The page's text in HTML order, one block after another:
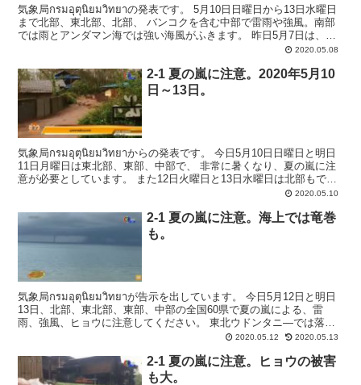
気象局กรมอุตุนิยมวิทยาの発表です。 5月10日日曜日から13日水曜日
まで北部、東北部、北部、 バンコクを含む中部で雷雨や強風。南部
では雨とアンダマン海では強い海風がふきます。 昨日5月7日は、東
2020.05.08
2-1 夏の嵐に注意。2020年5月10
日～13日。
気象局กรมอุตุนิยมวิทยาからの発表です。 今日5月10日日曜日と明日
11日月曜日は東北部、東部、中部で、 非常に暑くなり、夏の嵐に注
意が必要としています。 また12日火曜日と13日水曜日は北部もでも
2020.05.10
2-1 夏の嵐に注意。海上では竜巻
も。
気象局กรมอุตุนิยมวิทยาが告示を出しています。 今日5月12日と明日
13日、北部、東北部、東部、中部の全国60県で夏の嵐による、雷
雨、強風、ヒョウに注意してください。 東北ウドンタニ―では落雷
2020.05.12 2020.05.13
2-1 夏の嵐に注意。ヒョウの被害
も大。